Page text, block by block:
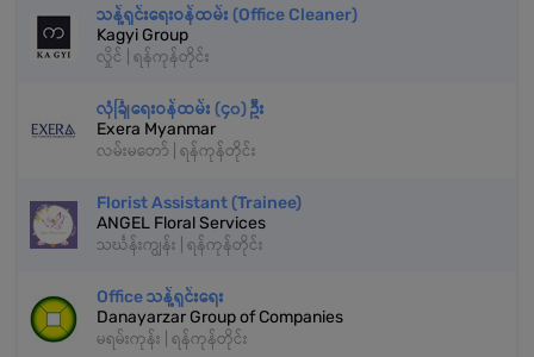
သန့်ရှင်းရေးဝန်ထမ်း (Office Cleaner)
Kagyi Group
လှိုင် | ရန်ကုန်တိုင်း
လုံခြုံရေးဝန်ထမ်း (၄၀) ဦး
Exera Myanmar
လမ်းမတော် | ရန်ကုန်တိုင်း
Florist Assistant (Trainee)
ANGEL Floral Services
သင်္ဃန်းကျွန်း | ရန်ကုန်တိုင်း
Office သန့်ရှင်းရေး
Danayarzar Group of Companies
မရမ်းကုန်း | ရန်ကုန်တိုင်း